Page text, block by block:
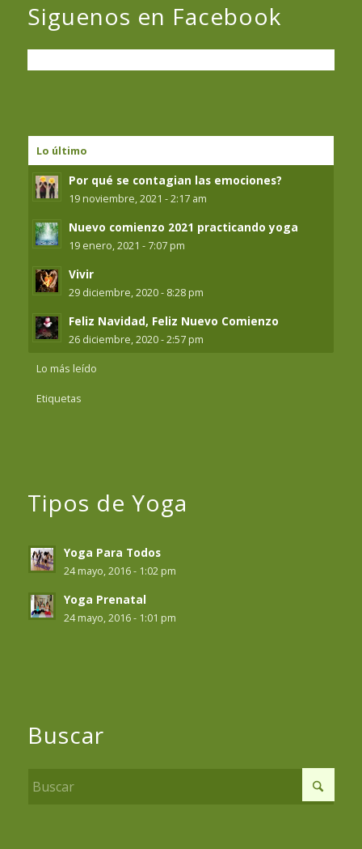
Siguenos en Facebook
Lo último
Por qué se contagian las emociones?
19 noviembre, 2021 - 2:17 am
Nuevo comienzo 2021 practicando yoga
19 enero, 2021 - 7:07 pm
Vivir
29 diciembre, 2020 - 8:28 pm
Feliz Navidad, Feliz Nuevo Comienzo
26 diciembre, 2020 - 2:57 pm
Lo más leído
Etiquetas
Tipos de Yoga
Yoga Para Todos
24 mayo, 2016 - 1:02 pm
Yoga Prenatal
24 mayo, 2016 - 1:01 pm
Buscar